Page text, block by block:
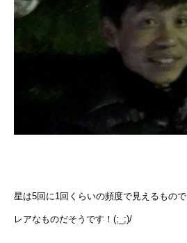
星は5回に1回くらいの頻度で見えるもので
レアなものだそうです！(;_;)/